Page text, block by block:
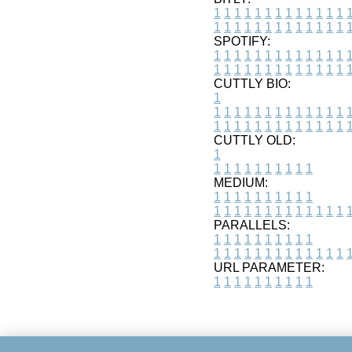
1 1 1 1 1 1 1 1 1 1 1 1 1 1
1 1 1 1 1 1 1 1 1 1 1 1 1 1
SPOTIFY:
1 1 1 1 1 1 1 1 1 1 1 1 1 1
1 1 1 1 1 1 1 1 1 1 1 1 1 1
CUTTLY BIO:
1
1 1 1 1 1 1 1 1 1 1 1 1 1 1
1 1 1 1 1 1 1 1 1 1 1 1 1 1
CUTTLY OLD:
1
1 1 1 1 1 1 1 1 1 1
MEDIUM:
1 1 1 1 1 1 1 1 1 1
1 1 1 1 1 1 1 1 1 1 1 1 1 1
PARALLELS:
1 1 1 1 1 1 1 1 1 1
1 1 1 1 1 1 1 1 1 1 1 1 1 1
URL PARAMETER:
1 1 1 1 1 1 1 1 1 1